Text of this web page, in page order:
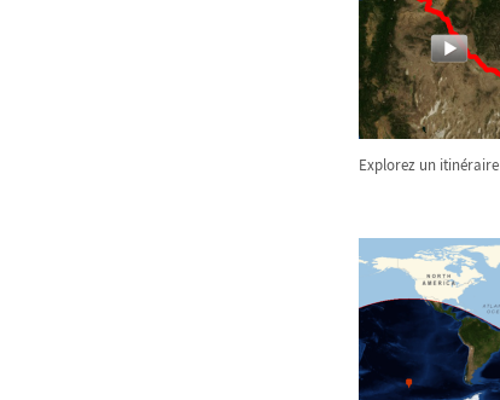
Explorez un itinéraire